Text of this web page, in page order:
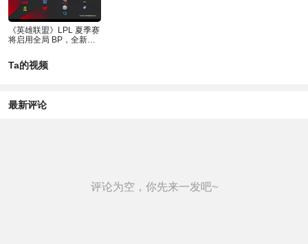
《英雄联盟》LPL 夏季赛
将启用全局 BP，全新赛
Ta的视频
最新评论
评论为空，你先来一发吧~